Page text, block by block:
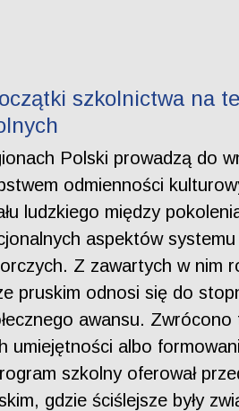
szkolnictwa na
Polski prowadzą do
odmienności
ludzkiego między
aspektów
Z zawartych w nim
pruskim odnosi się do
awansu.
umiejętności albo
szkolny oferował
gdzie ściślejsze były